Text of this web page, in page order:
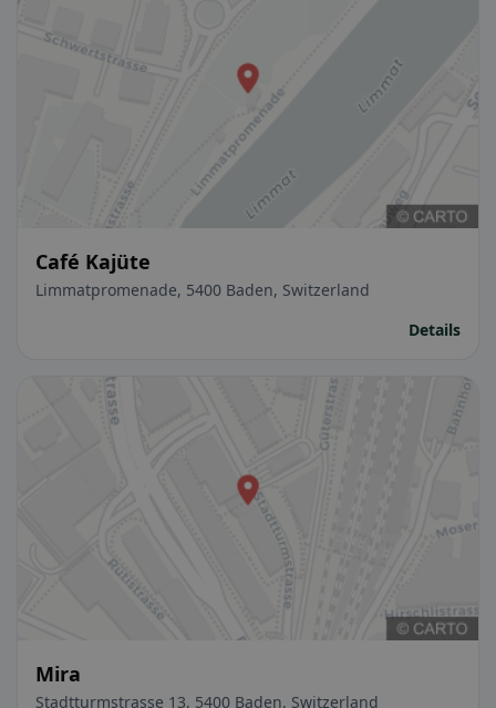
Café Kajüte
Limmatpromenade, 5400 Baden, Switzerland
Details
Mira
Stadtturmstrasse 13, 5400 Baden, Switzerland